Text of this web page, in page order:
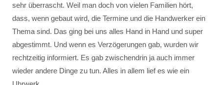
sehr überrascht. Weil man doch von vielen Familien hört,
dass, wenn gebaut wird, die Termine und die Handwerker ein
Thema sind. Das ging bei uns alles Hand in Hand und super
abgestimmt. Und wenn es Verzögerungen gab, wurden wir
rechtzeitig informiert. Es gab zwischendrin ja auch immer
wieder andere Dinge zu tun. Alles in allem lief es wie ein